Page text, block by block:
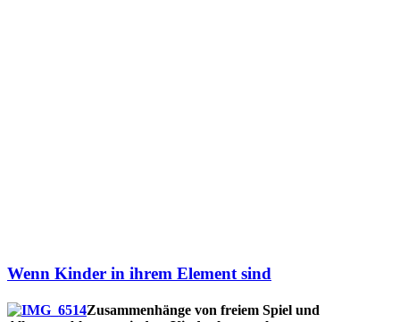
Wenn Kinder in ihrem Element sind
Zusammenhänge von freiem Spiel und